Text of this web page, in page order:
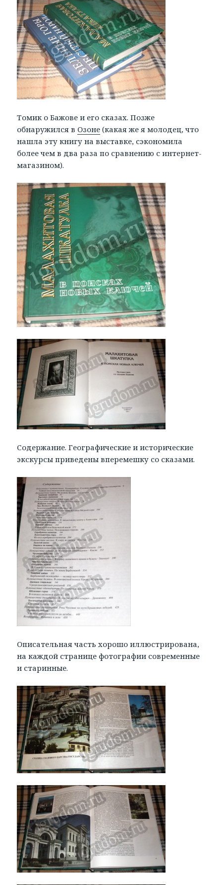
Томик о Бажове и его сказах. Позже
обнаружился в Озоне (какая же я молодец, что
нашла эту книгу на выставке, сэкономила
более чем в два раза по сравнению с интернет-
магазином).
Содержание. Географические и исторические
экскурсы приведены вперемешку со сказами.
Описательная часть хорошо иллюстрирована,
на каждой странице фотографии современные
и старинные.